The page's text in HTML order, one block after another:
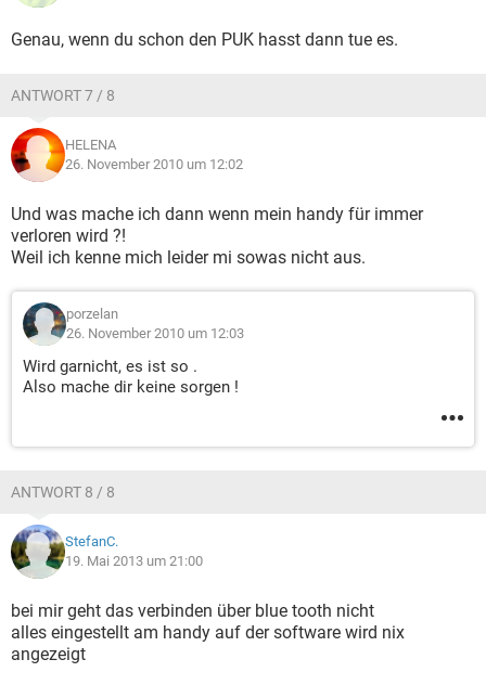
Genau, wenn du schon den PUK hasst dann tue es.
ANTWORT 7 / 8
HELENA
26. November 2010 um 12:02
Und was mache ich dann wenn mein handy für immer
verloren wird ?!
Weil ich kenne mich leider mi sowas nicht aus.
porzelan
26. November 2010 um 12:03
Wird garnicht, es ist so .
Also mache dir keine sorgen !
ANTWORT 8 / 8
StefanC.
19. Mai 2013 um 21:00
bei mir geht das verbinden über blue tooth nicht
alles eingestellt am handy auf der software wird nix
angezeigt